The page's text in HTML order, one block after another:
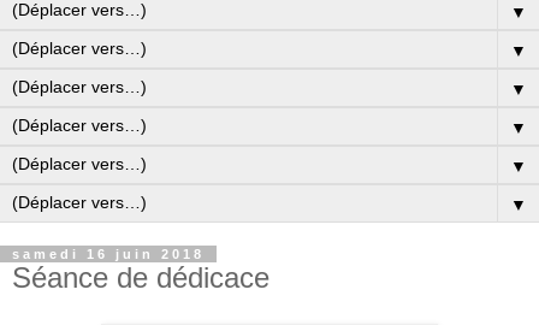
▼
▼
▼
▼
▼
▼
samedi 16 juin 2018
Séance de dédicace